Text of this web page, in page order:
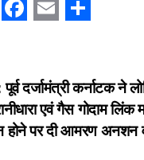
c
e
b
a
i
l
a
r
e
दर्जामंत्री कर्नाटक ने
एवं गैस गोदाम लिंक
होने पर दी आमरण अनशन